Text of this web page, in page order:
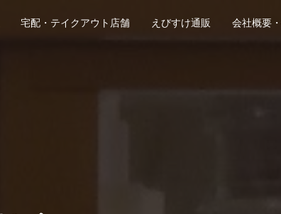
宅配・テイクアウト店舗 えびすけ通販 会社概要